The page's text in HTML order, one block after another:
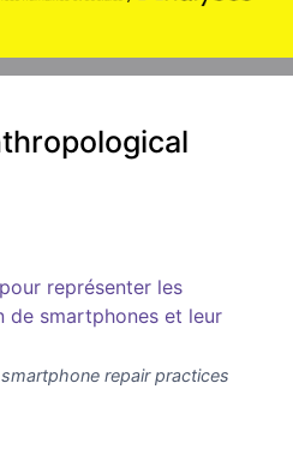
représenter les
de smartphones et leur
repair practices